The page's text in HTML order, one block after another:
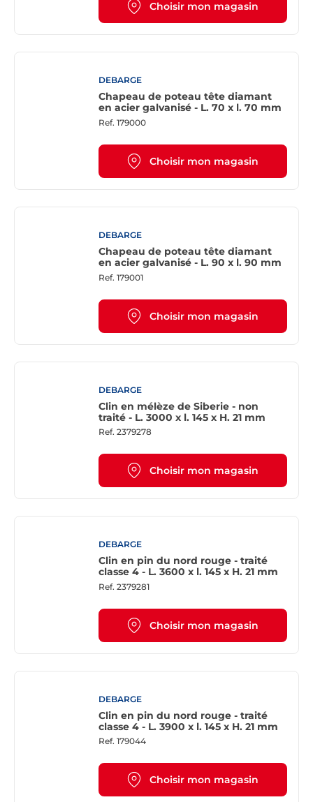
Choisir mon magasin
DEBARGE
Chapeau de poteau tête diamant
en acier galvanisé - L. 70 x l. 70 mm
Ref. 179000
Choisir mon magasin
DEBARGE
Chapeau de poteau tête diamant
en acier galvanisé - L. 90 x l. 90 mm
Ref. 179001
Choisir mon magasin
DEBARGE
Clin en mélèze de Siberie - non
traité - L. 3000 x l. 145 x H. 21 mm
Ref. 2379278
Choisir mon magasin
DEBARGE
Clin en pin du nord rouge - traité
classe 4 - L. 3600 x l. 145 x H. 21 mm
Ref. 2379281
Choisir mon magasin
DEBARGE
Clin en pin du nord rouge - traité
classe 4 - L. 3900 x l. 145 x H. 21 mm
Ref. 179044
Choisir mon magasin